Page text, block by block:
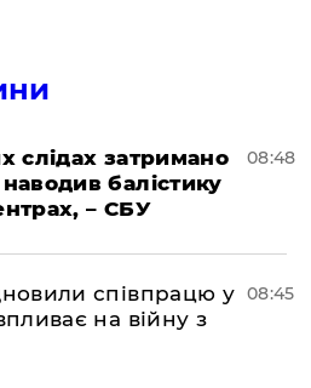
слідах затримано
балістику
– СБУ
08:48
співпрацю у
на війну з
08:45